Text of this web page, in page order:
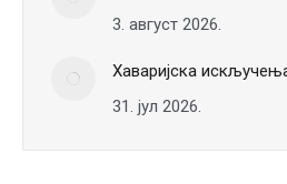
3. август 2026.
Хаваријска
31. јул 2026.